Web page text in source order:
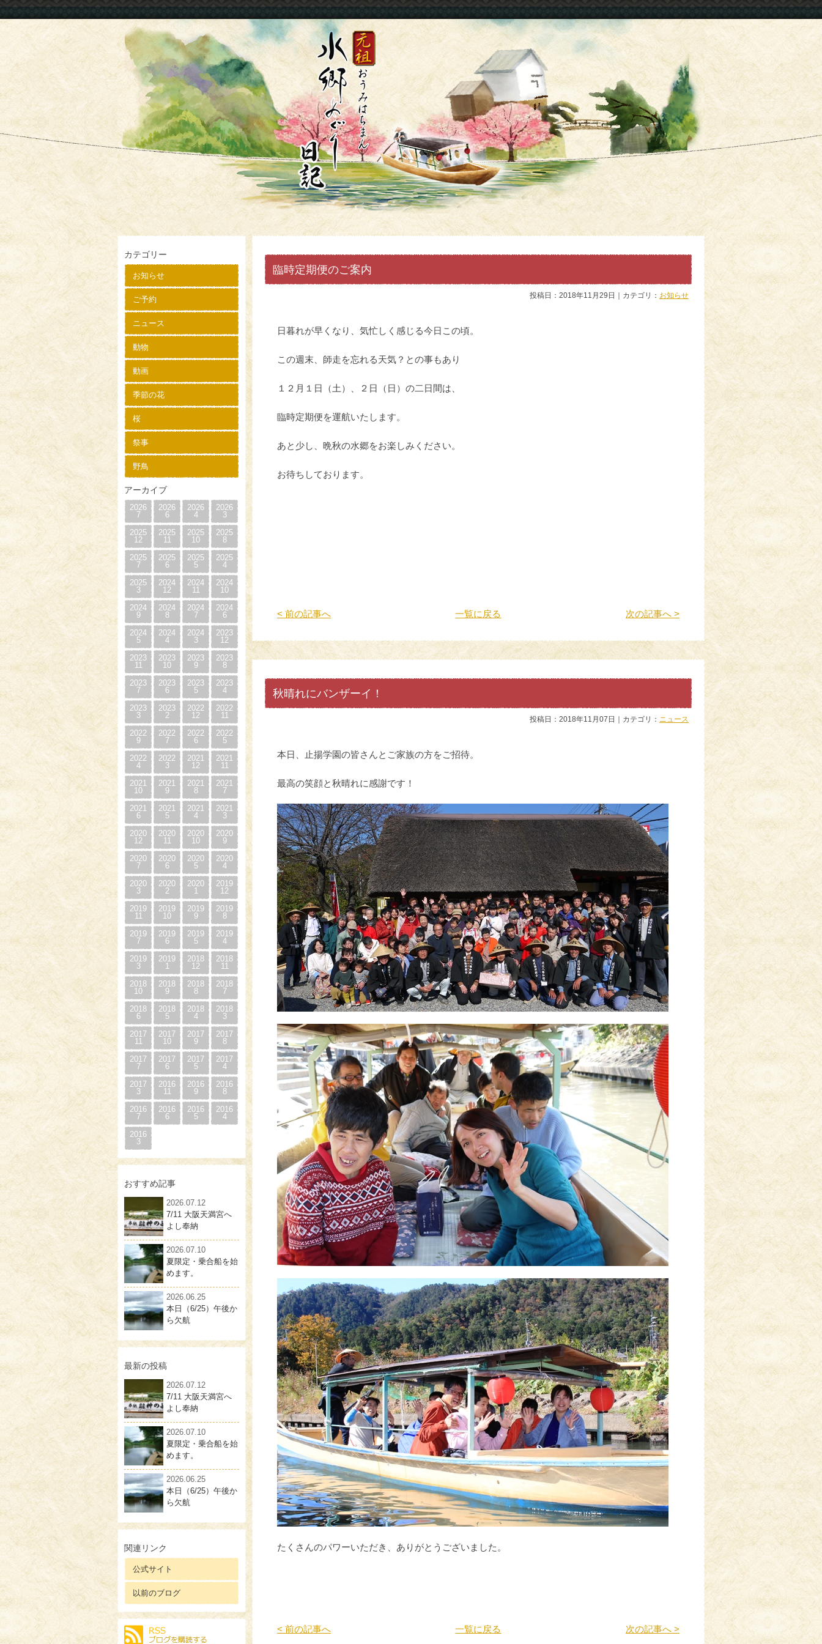
カテゴリー
お知らせ
ご予約
ニュース
動物
動画
季節の花
桜
祭事
野鳥
アーカイブ
2026
7
2026
6
2026
4
2026
3
2025
12
2025
11
2025
10
2025
8
2025
7
2025
6
2025
5
2025
4
2025
3
2024
12
2024
11
2024
10
2024
9
2024
8
2024
7
2024
6
2024
5
2024
4
2024
3
2023
12
2023
11
2023
10
2023
9
2023
8
2023
7
2023
6
2023
5
2023
4
2023
3
2023
2
2022
12
2022
11
2022
9
2022
7
2022
6
2022
5
2022
4
2022
3
2021
12
2021
11
2021
10
2021
9
2021
8
2021
7
2021
6
2021
5
2021
4
2021
3
2020
12
2020
11
2020
10
2020
9
2020
7
2020
6
2020
5
2020
4
2020
3
2020
2
2020
1
2019
12
2019
11
2019
10
2019
9
2019
8
2019
7
2019
6
2019
5
2019
4
2019
3
2019
1
2018
12
2018
11
2018
10
2018
9
2018
8
2018
7
2018
6
2018
5
2018
4
2018
3
2017
11
2017
10
2017
9
2017
8
2017
7
2017
6
2017
5
2017
4
2017
3
2016
11
2016
9
2016
8
2016
7
2016
6
2016
5
2016
4
2016
3
おすすめ記事
2026.07.12
7/11 大阪天満宮へ
よし奉納
2026.07.10
夏限定・乗合船を始
めます。
2026.06.25
本日（6/25）午後か
ら欠航
最新の投稿
2026.07.12
7/11 大阪天満宮へ
よし奉納
2026.07.10
夏限定・乗合船を始
めます。
2026.06.25
本日（6/25）午後か
ら欠航
関連リンク
公式サイト
以前のブログ
臨時定期便のご案内
投稿日：2018年11月29日｜カテゴリ： お知らせ
日暮れが早くなり、気忙しく感じる今日この頃。
この週末、師走を忘れる天気？との事もあり
１２月１日（土）、２日（日）の二日間は、
臨時定期便を運航いたします。
あと少し、晩秋の水郷をお楽しみください。
お待ちしております。
< 前の記事へ 一覧に戻る 次の記事へ >
秋晴れにバンザーイ！
投稿日：2018年11月07日｜カテゴリ： ニュース
本日、止揚学園の皆さんとご家族の方をご招待。
最高の笑顔と秋晴れに感謝です！
たくさんのパワーいただき、ありがとうございました。
< 前の記事へ 一覧に戻る 次の記事へ >